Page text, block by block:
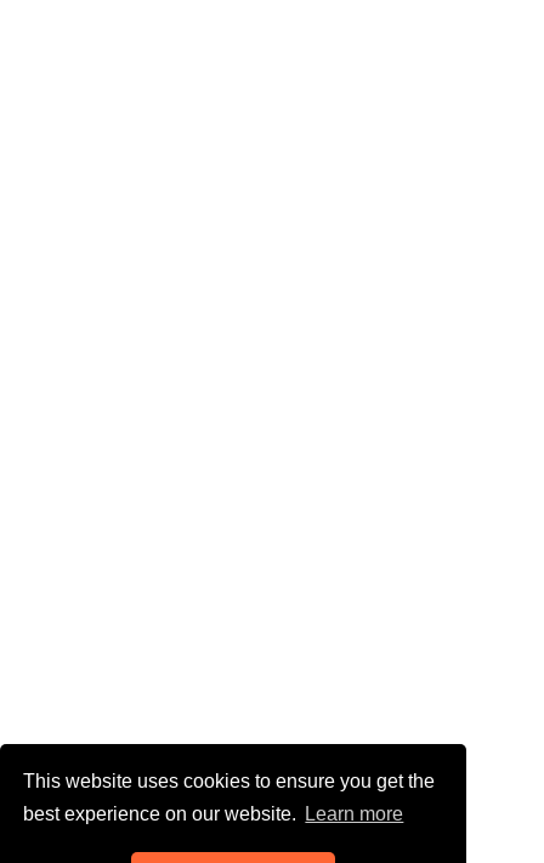
This website uses cookies to ensure you get the
best experience on our website.
Learn more